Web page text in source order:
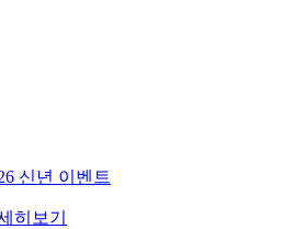
자궁경부암 무료 국가 검진 지정병원
히보기